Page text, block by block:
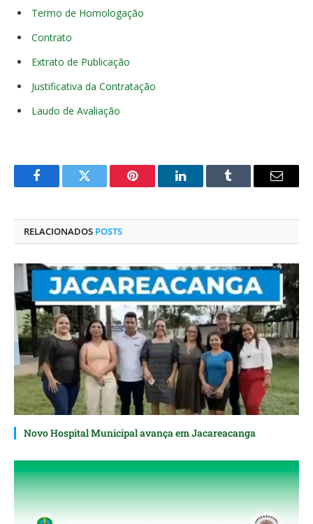
Termo de Homologação
Contrato
Extrato de Publicação
Justificativa da Contratação
Laudo de Avaliação
FacebookTwitter Pinterest O
Tumblr
E-
RELACIONADOS POSTS
Novo Hospital Municipal avança em Jacareacanga